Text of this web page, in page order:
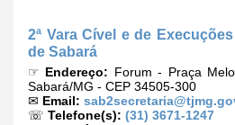
2ª Vara Cível e de
de Sabará
☞ Endereço: Forum - Praça
Sabará/MG - CEP 34505-300
✉ Email:
☏ Telefone(s): (31) 3671-1247